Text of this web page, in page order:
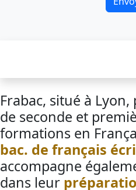
Frabac, situé à
de seconde et
formations en
bac. de français
accompagne
dans leur